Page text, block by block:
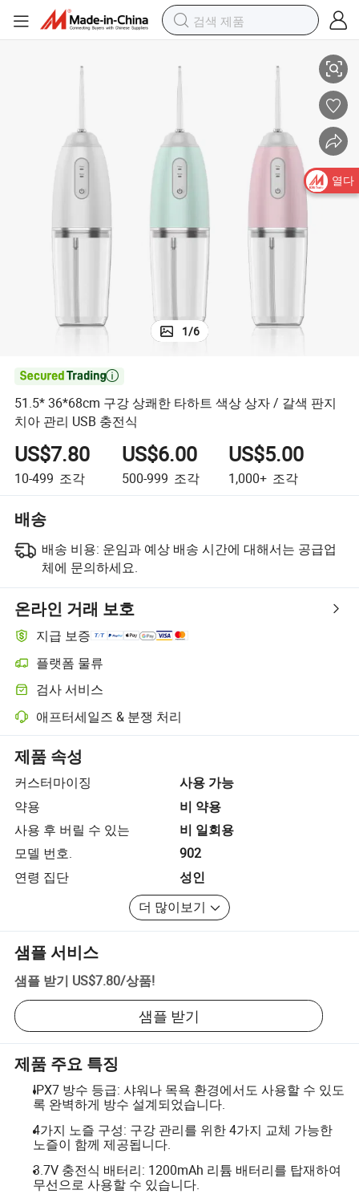
1/6

51.5* 36*68cm 구강 상쾌한 타하트 색상 상자 / 갈색 판지
치아 관리 USB 충전식
US$7.80
10-499 조각
US$6.00
500-999 조각
US$5.00
1,000+ 조각
배송
배송 비용: 운임과 예상 배송 시간에 대해서는 공급업
체에 문의하세요.
온라인 거래 보호
지급 보증
플랫폼 물류
플랫폼 지원 물류를 통한 더 명확한 배송 추적
검사 서비스
선택적 선적 전 검사로 품질 및 수량 확인
애프터세일즈 & 분쟁 처리
플랫폼 지원 분쟁 해결, 해당되는 경우 환불 또는 반품 포함.
제품 속성
커스터마이징
사용 가능
약용
비 약용
사용 후 버릴 수 있는
비 일회용
모델 번호.
902
연령 집단
성인
더 많이보기
샘플 서비스
샘플 받기 US$7.80/상품!
샘플 받기
제품 주요 특징
IPX7 방수 등급: 샤워나 목욕 환경에서도 사용할 수 있도
록 완벽하게 방수 설계되었습니다.
4가지 노즐 구성: 구강 관리를 위한 4가지 교체 가능한
노즐이 함께 제공됩니다.
3.7V 충전식 배터리: 1200mAh 리튬 배터리를 탑재하여
무선으로 사용할 수 있습니다.
열다